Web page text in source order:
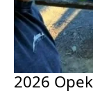
2026